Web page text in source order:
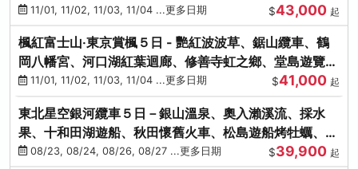
山、海鮮盛宴
11/01, 11/02, 11/03, 11/04 ...更多日期 $43,000 起
楓紅富士山‧東京賞楓５日 - 艷紅波波草、鋸山纜車、鶴
岡八幡宮、河口湖紅葉迴廊、修善寺虹之鄉、堂島遊覽
船、熱海梅園
11/01, 11/02, 11/03, 11/04 ...更多日期 $41,000 起
東北星空銀河纜車５日－銀山溫泉、奧入瀨溪流、採水
果、十和田湖遊船、秋田懷舊火車、松島遊船烤牡蠣、嚴
美溪、螃蟹本家
08/23, 08/24, 08/26, 08/27 ...更多日期 $39,900 起